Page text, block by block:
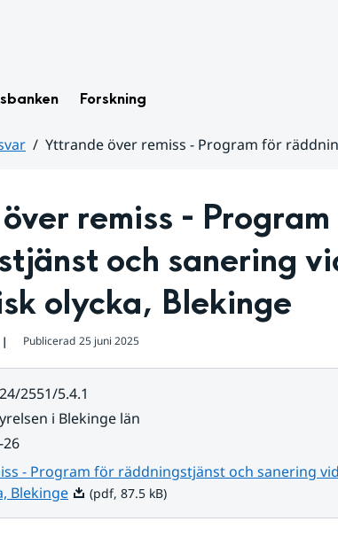
Forskning
Yttrande över remiss - Program för
remiss -
och sanering
olycka, Blekinge
❘ Publicerad 25 juni 2025
2551/5.4.1
i Blekinge län
26
- Program för räddningstjänst och sanering
BlekingePdf, 87.5 kB.
(pdf, 87.5 kB)